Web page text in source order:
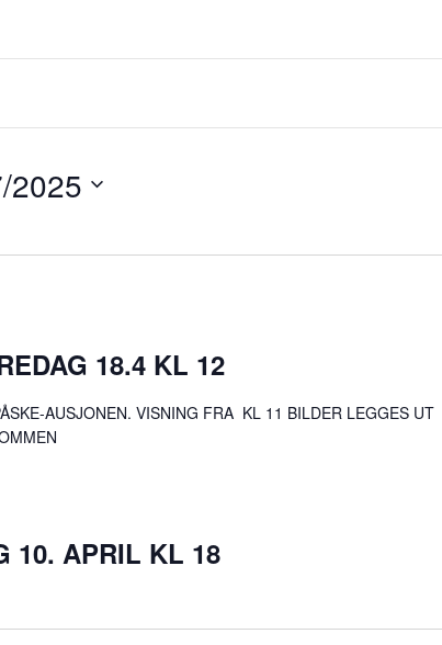
2025
18.4 KL 12
AUSJONEN. VISNING FRA KL 11 BILDER LEGGES UT
10. APRIL KL 18